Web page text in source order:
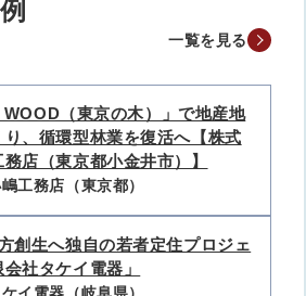
一覧を見る
WOOD（東京の木）」で地産地
り、循環型林業を復活へ【株式
店（東京都小金井市）】
工務店（東京都）
創生へ独自の若者定住プロジェ
社タケイ電器」